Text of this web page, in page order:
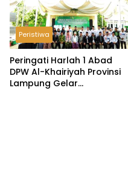
Peristiwa
Peringati Harlah 1 Abad
DPW Al-Khairiyah Provinsi
Lampung Gelar